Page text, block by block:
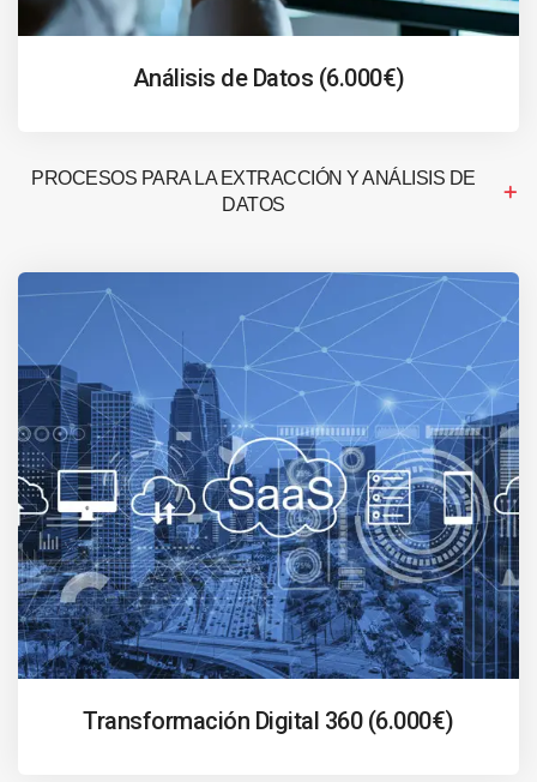
Análisis de Datos (6.000€)
PROCESOS PARA LA EXTRACCIÓN Y ANÁLISIS DE
DATOS
Transformación Digital 360 (6.000€)